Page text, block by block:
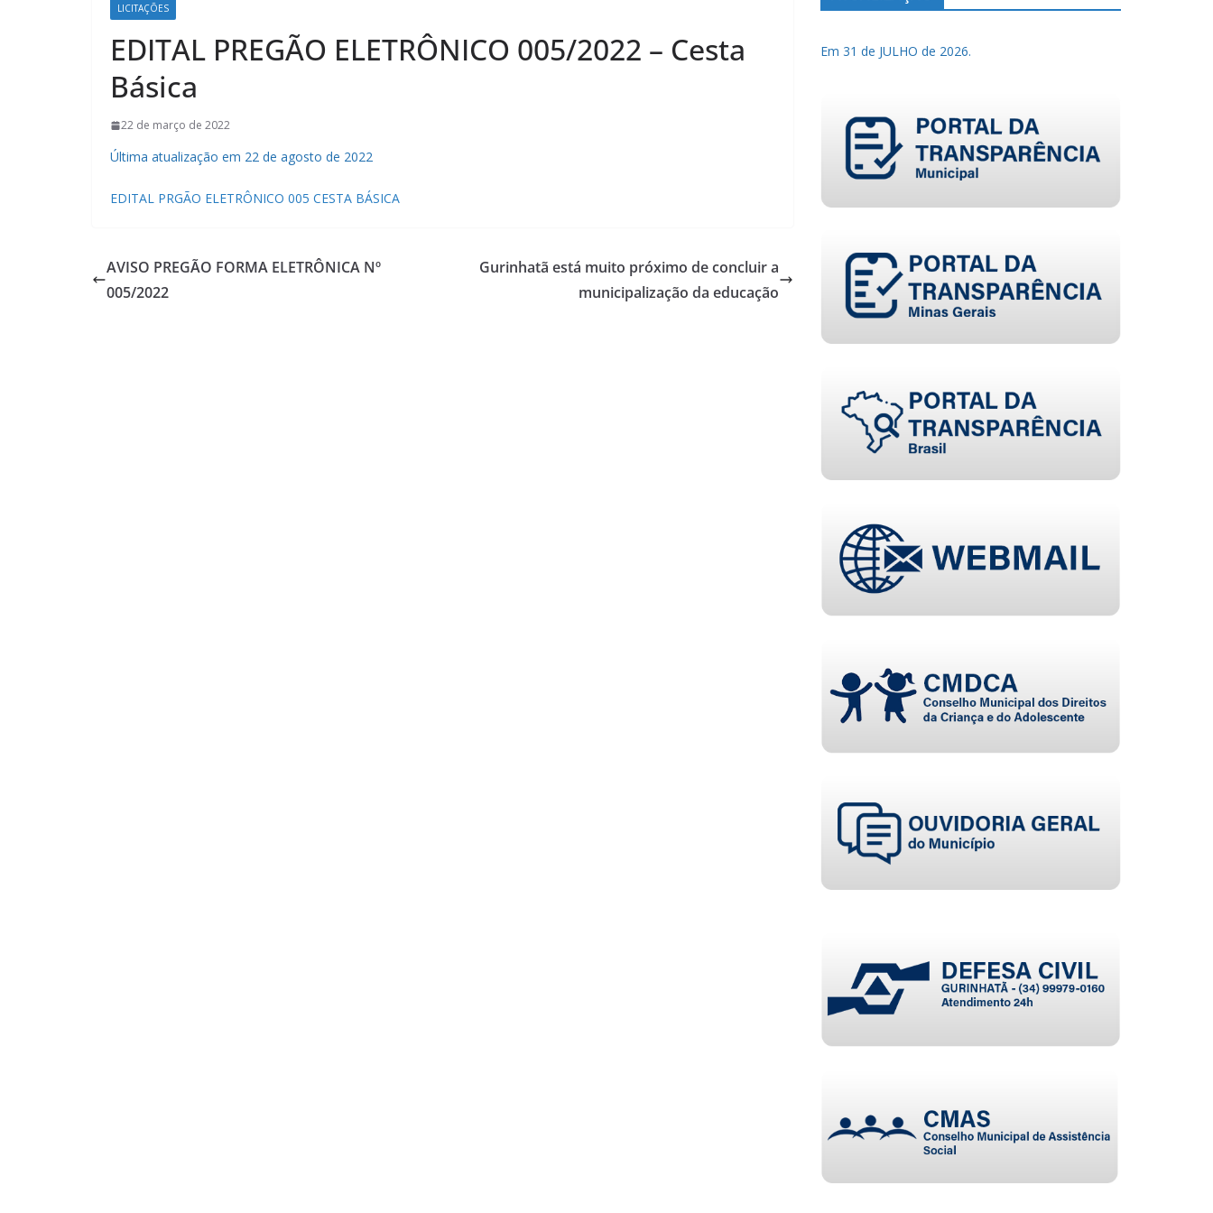
LICITAÇÕES
EDITAL PREGÃO ELETRÔNICO 005/2022 – Cesta
Básica
22 de março de 2022
Última atualização em 22 de agosto de 2022
EDITAL PRGÃO ELETRÔNICO 005 CESTA BÁSICA
AVISO PREGÃO FORMA ELETRÔNICA Nº
005/2022
Gurinhatã está muito próximo de concluir a
municipalização da educação
Em 31 de JULHO de 2026.